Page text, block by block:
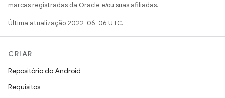
marcas registradas da Oracle e/ou suas afiliadas.
Última atualização 2022-06-06 UTC.
CRIAR
Repositório do Android
Requisitos